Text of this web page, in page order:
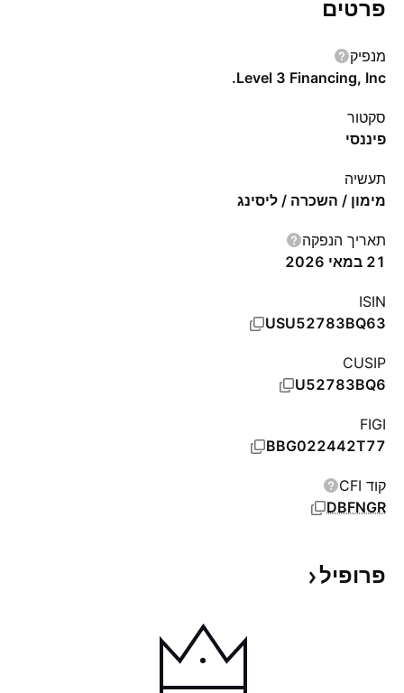
פרטים
מנפיק
Level 3 Financing, Inc.
סקטור
פיננסי
תעשיה
מימון / השכרה / ליסינג
תאריך הנפקה
21 במאי 2026
ISIN
USU52783BQ63
CUSIP
U52783BQ6
FIGI
BBG022442T77
קוד CFI
DBFNGR
פרופיל